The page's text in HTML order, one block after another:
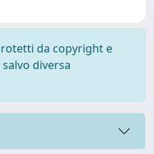
da copyright e
diversa